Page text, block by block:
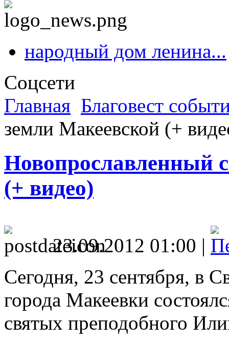
народный дом ленина...
Соцсети
Главная Благовест
земли Макеевской (+
Новопрославленный
(+ видео)
23.09.2012 01:00 |
Сегодня, 23 сентября, в
города Макеевки
святых преподобного